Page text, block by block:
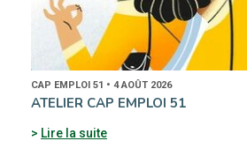
CAP EMPLOI 51 • 4 AOÛT 2026
ATELIER CAP EMPLOI 51
Lire la suite